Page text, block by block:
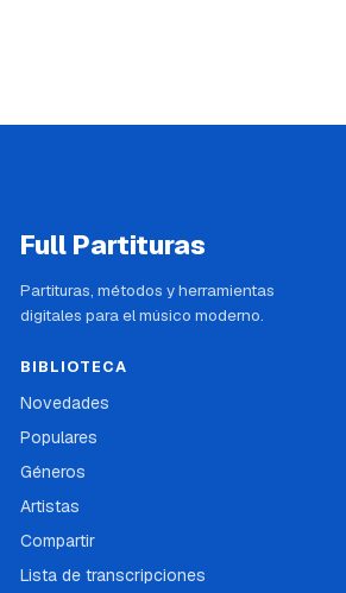
Full Partituras
Partituras, métodos y herramientas
digitales para el músico moderno.
BIBLIOTECA
Novedades
Populares
Géneros
Artistas
Compartir
Lista de transcripciones